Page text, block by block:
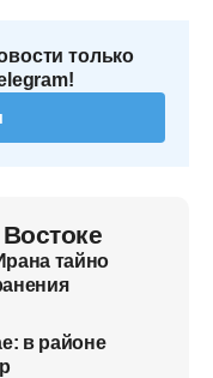
только
тайно
в районе